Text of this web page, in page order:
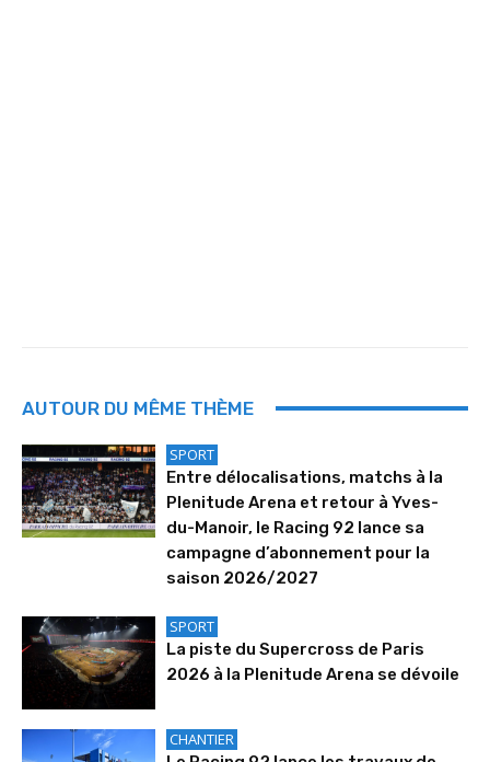
AUTOUR DU MÊME THÈME
SPORT
Entre délocalisations, matchs à la
Plenitude Arena et retour à Yves-
du-Manoir, le Racing 92 lance sa
campagne d’abonnement pour la
saison 2026/2027
SPORT
La piste du Supercross de Paris
2026 à la Plenitude Arena se dévoile
CHANTIER